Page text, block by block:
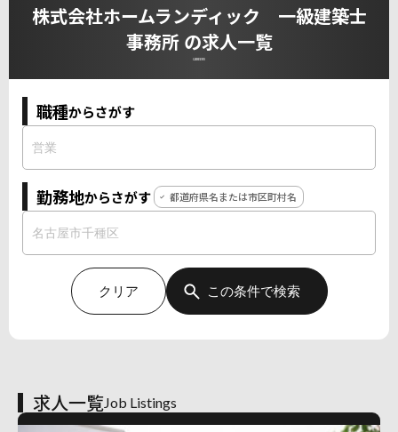
株式会社ホームランディック 一級建築士
事務所 の求人一覧
CAREERS
職種からさがす
勤務地からさがす 都道府県名または市区町村名
クリア この条件で検索
求人一覧Job Listings